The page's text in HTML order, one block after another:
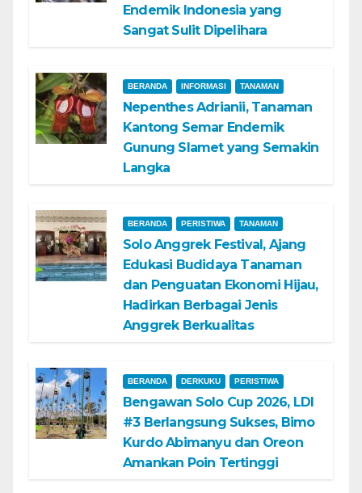
Endemik Indonesia yang
Sangat Sulit Dipelihara
BERANDA INFORMASI TANAMAN
Nepenthes Adrianii, Tanaman
Kantong Semar Endemik
Gunung Slamet yang Semakin
Langka
BERANDA PERISTIWA TANAMAN
Solo Anggrek Festival, Ajang
Edukasi Budidaya Tanaman
dan Penguatan Ekonomi Hijau,
Hadirkan Berbagai Jenis
Anggrek Berkualitas
BERANDA DERKUKU PERISTIWA
Bengawan Solo Cup 2026, LDI
#3 Berlangsung Sukses, Bimo
Kurdo Abimanyu dan Oreon
Amankan Poin Tertinggi